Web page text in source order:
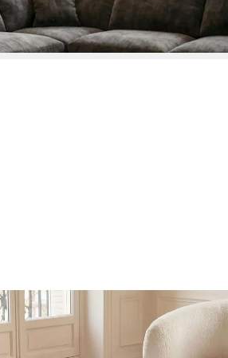
cm
B/H/T
bei dir
FB77370 60cm Marmor Platte Schwarz
Beistelltisch Rund
cm